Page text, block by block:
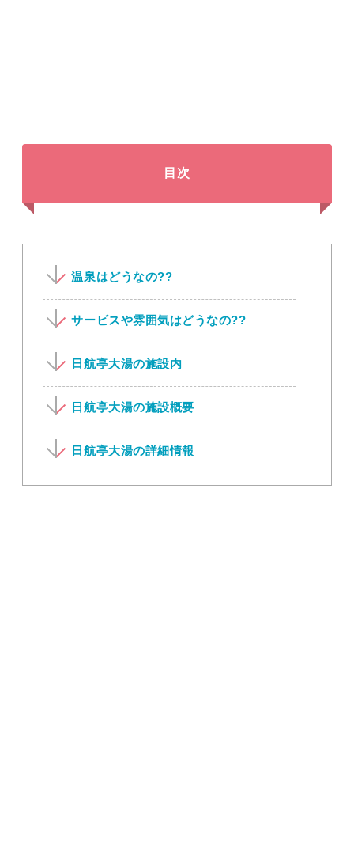
目次
温泉はどうなの??
サービスや雰囲気はどうなの??
日航亭大湯の施設内
日航亭大湯の施設概要
日航亭大湯の詳細情報